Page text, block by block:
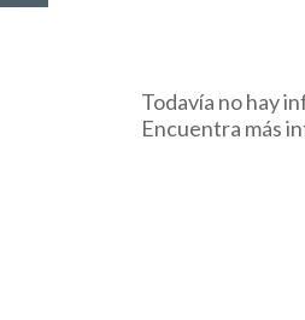
Todavía no hay
Encuentra más